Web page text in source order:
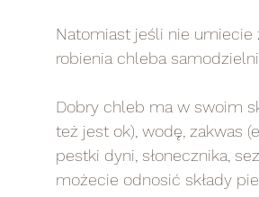
Natomiast jeśli nie
robienia chleba
Dobry chleb ma w swoim
też jest ok), wodę, zakwas
pestki dyni, słonecznika,
możecie odnosić składy